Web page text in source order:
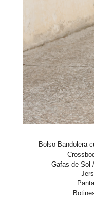
Bolso Bandolera
Gafas de Sol